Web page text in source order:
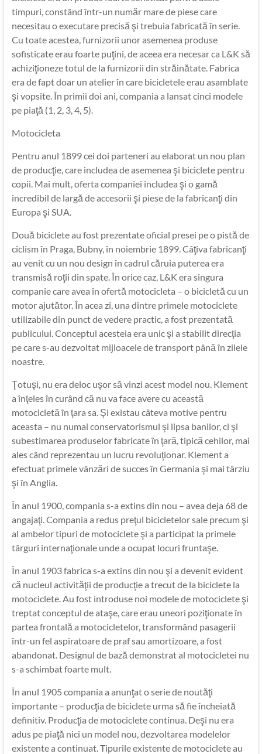
timpuri, constând într-un număr mare de piese care
necesitau o executare precisă şi trebuia fabricată în serie.
Cu toate acestea, furnizorii unor asemenea produse
sofisticate erau foarte puţini, de aceea era necesar ca L&K să
achiziţioneze totul de la furnizorii din străinătate. Fabrica
era de fapt doar un atelier în care bicicletele erau asamblate
şi vopsite. În primii doi ani, compania a lansat cinci modele
pe piaţă (1, 2, 3, 4, 5).
Motocicleta
Pentru anul 1899 cei doi parteneri au elaborat un nou plan
de producţie, care includea de asemenea şi biciclete pentru
copii. Mai mult, oferta companiei includea şi o gamă
incredibil de largă de accesorii şi piese de la fabricanţi din
Europa şi SUA.
Două biciclete au fost prezentate oficial presei pe o pistă de
ciclism în Praga, Bubny, în noiembrie 1899. Câţiva fabricanţi
au venit cu un nou design în cadrul căruia puterea era
transmisă roţii din spate. În orice caz, L&K era singura
companie care avea în ofertă motocicleta – o bicicletă cu un
motor ajutător. În acea zi, una dintre primele motociclete
utilizabile din punct de vedere practic, a fost prezentată
publicului. Conceptul acesteia era unic şi a stabilit direcţia
pe care s-au dezvoltat mijloacele de transport până în zilele
noastre.
Ţotuşi, nu era deloc uşor să vinzi acest model nou. Klement
a înţeles în curând că nu va face avere cu această
motocicletă în ţara sa. Şi existau câteva motive pentru
aceasta – nu numai conservatorismul şi lipsa banilor, ci şi
subestimarea produselor fabricate în ţară, tipică cehilor, mai
ales când reprezentau un lucru revoluţionar. Klement a
efectuat primele vânzări de succes în Germania şi mai târziu
şi în Anglia.
În anul 1900, compania s-a extins din nou – avea deja 68 de
angajaţi. Compania a redus preţul bicicletelor sale precum şi
al ambelor tipuri de motociclete şi a participat la primele
târguri internaţionale unde a ocupat locuri fruntaşe.
În anul 1903 fabrica s-a extins din nou şi a devenit evident
că nucleul activităţii de producţie a trecut de la biciclete la
motociclete. Au fost introduse noi modele de motociclete şi
treptat conceptul de ataşe, care erau uneori poziţionate în
partea frontală a motocicletelor, transformând pasagerii
într-un fel aspiratoare de praf sau amortizoare, a fost
abandonat. Designul de bază demonstrat al motocicletei nu
s-a schimbat foarte mult.
În anul 1905 compania a anunţat o serie de noutăţi
importante – producţia de biciclete urma să fie încheiată
definitiv. Producţia de motociclete continua. Deşi nu era
adus pe piaţă nici un model nou, dezvoltarea modelelor
existente a continuat. Tipurile existente de motociclete au